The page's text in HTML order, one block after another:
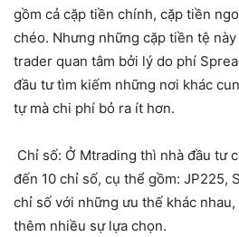
gồm cả cặp tiền chính, cặp tiền
chéo. Nhưng những cặp tiền tệ
trader quan tâm bởi lý do phí
đầu tư tìm kiếm những nơi khác
tự mà chi phí bỏ ra ít hơn.
Chỉ số: Ở Mtrading thì nhà đầu tư
đến 10 chỉ số, cụ thể gồm: JP225,
chỉ số với những ưu thế khác
thêm nhiều sự lựa chọn.